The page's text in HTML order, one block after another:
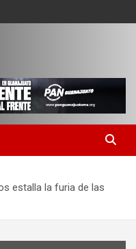
estalla la furia de las